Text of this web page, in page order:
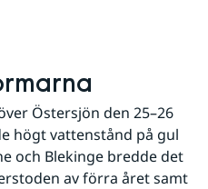
Östersjön den 25–26
högt vattenstånd på gul
och Blekinge bredde det
av förra året samt